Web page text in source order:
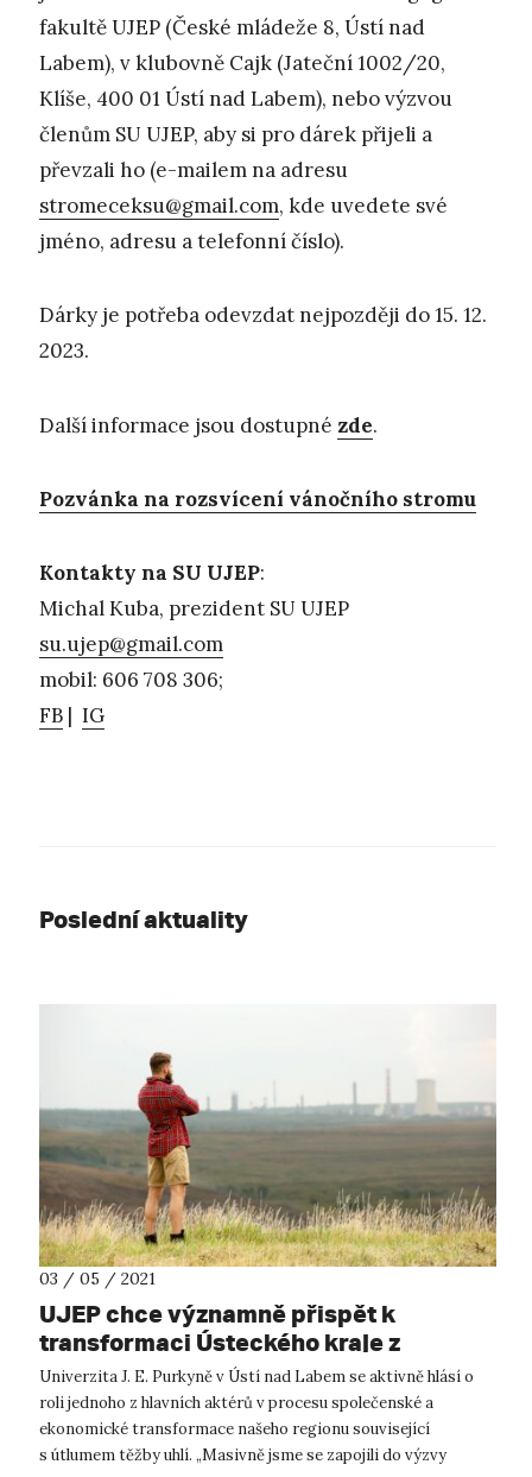
fakultě UJEP (České mládeže 8, Ústí nad
Labem), v klubovně Cajk (Jateční 1002/20,
Klíše, 400 01 Ústí nad Labem), nebo výzvou
členům SU UJEP, aby si pro dárek přijeli a
převzali ho (e-mailem na adresu
stromeceksu@gmail.com, kde uvedete své
jméno, adresu a telefonní číslo).
Dárky je potřeba odevzdat nejpozději do 15. 12.
2023.
Další informace jsou dostupné zde.
Pozvánka na rozsvícení vánočního stromu
Kontakty na SU UJEP:
Michal Kuba, prezident SU UJEP
su.ujep@gmail.com
mobil: 606 708 306;
FB | IG
Poslední aktuality
03 / 05 / 2021
UJEP chce významně přispět k
transformaci Ústeckého kraje z
uhelného na kreativní
Univerzita J. E. Purkyně v Ústí nad Labem se aktivně hlásí o
roli jednoho z hlavních aktérů v procesu společenské a
ekonomické transformace našeho regionu související
s útlumem těžby uhlí. „Masivně jsme se zapojili do výzvy